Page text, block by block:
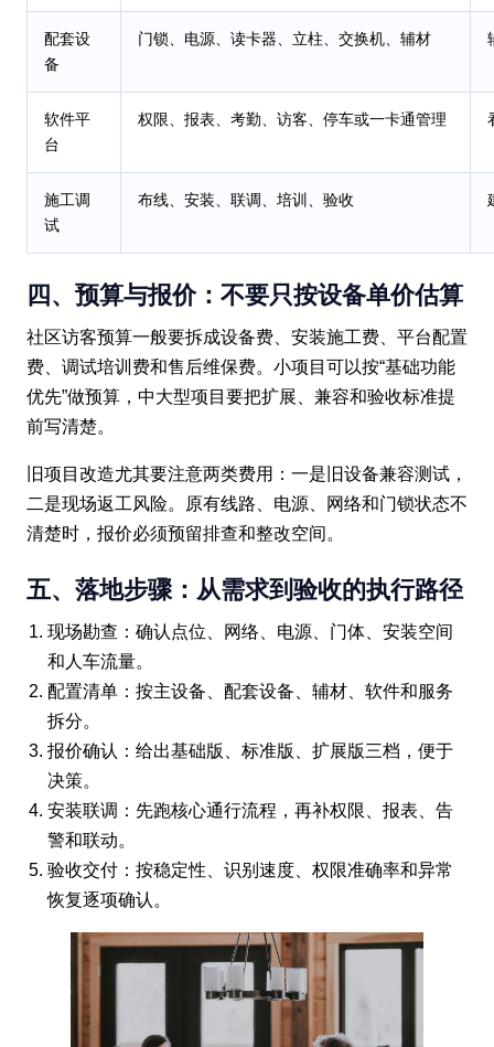
配套设
备
门锁、电源、读卡器、立柱、交换机、辅材
软件平
台
权限、报表、考勤、访客、停车或一卡通管理
施工调
试
布线、安装、联调、培训、验收
四、预算与报价：不要只按设备单价估算
社区访客预算一般要拆成设备费、安装施工费、平台配置
费、调试培训费和售后维保费。小项目可以按“基础功能
优先”做预算，中大型项目要把扩展、兼容和验收标准提
前写清楚。
旧项目改造尤其要注意两类费用：一是旧设备兼容测试，
二是现场返工风险。原有线路、电源、网络和门锁状态不
清楚时，报价必须预留排查和整改空间。
五、落地步骤：从需求到验收的执行路径
现场勘查：确认点位、网络、电源、门体、安装空间
和人车流量。
配置清单：按主设备、配套设备、辅材、软件和服务
拆分。
报价确认：给出基础版、标准版、扩展版三档，便于
决策。
安装联调：先跑核心通行流程，再补权限、报表、告
警和联动。
验收交付：按稳定性、识别速度、权限准确率和异常
恢复逐项确认。